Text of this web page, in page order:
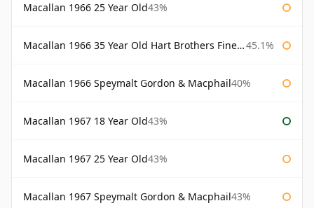
Macallan 1966 25 Year Old43%
Macallan 1966 35 Year Old Hart Brothers Finest Collection 45.1%
Macallan 1966 Speymalt Gordon & Macphail40%
Macallan 1967 18 Year Old43%
Macallan 1967 25 Year Old43%
Macallan 1967 Speymalt Gordon & Macphail43%